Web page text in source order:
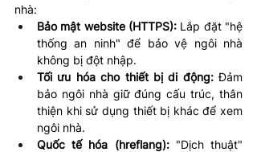
nhà:
Bảo mật website (HTTPS): Lắp đặt "hệ
thống an ninh" để bảo vệ ngôi nhà
không bị đột nhập.
Tối ưu hóa cho thiết bị di động: Đảm
bảo ngôi nhà giữ đúng cấu trúc, thân
thiện khi sử dụng thiết bị khác để xem
ngôi nhà.
Quốc tế hóa (hreflang): "Dịch thuật"